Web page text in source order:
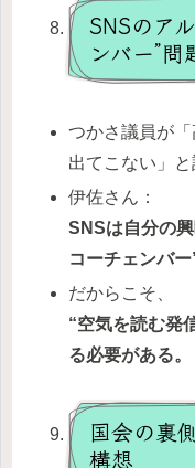
SNSのア
ンバー”問
つかさ議員が
出てこない」と
伊佐さん：
SNSは自分の
コーチェンバー
だからこそ、
“空気を読む発
る必要がある。
国会の裏
構想